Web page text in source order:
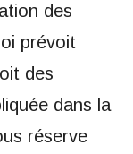
des
prévoit
des
dans la
réserve